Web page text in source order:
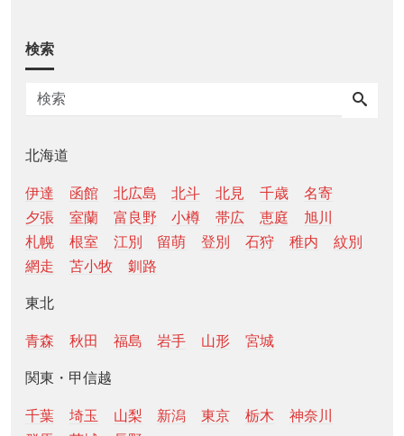
検索
北海道
伊達 函館 北広島 北斗 北見 千歳
名寄
夕張
室蘭 富良野 小樽 帯広 恵庭
旭川
札幌
根室 江別 留萌 登別 石狩 稚内
紋別
網走
苫小牧 釧路
東北
青森 秋田 福島 岩手 山形 宮城
関東・甲信越
千葉 埼玉 山梨 新潟 東京 栃木
神奈川